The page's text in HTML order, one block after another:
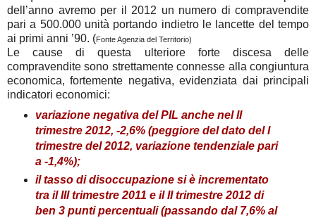
dell’anno avremo per il 2012 un numero di compravendite
pari a 500.000 unità portando indietro le lancette del tempo
ai primi anni ’90. (Fonte Agenzia del Territorio)
Le cause di questa ulteriore forte discesa delle
compravendite sono strettamente connesse alla congiuntura
economica, fortemente negativa, evidenziata dai principali
indicatori economici:
variazione negativa del PIL anche nel II
trimestre 2012, -2,6% (peggiore del dato del I
trimestre del 2012, variazione tendenziale pari
a -1,4%);
il tasso di disoccupazione si è incrementato
tra il III trimestre 2011 e il II trimestre 2012 di
ben 3 punti percentuali (passando dal 7,6% al